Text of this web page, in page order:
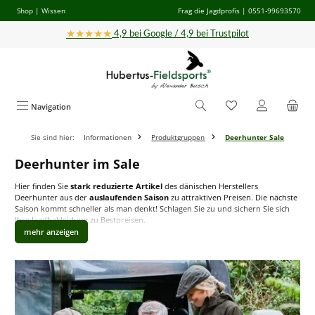
Zum Hauptinhalt springen
Shop | Wissen Frag die Jagdprofis | 0551-99693570
★★★★★ 4,9 bei Google / 4,9 bei Trustpilot
Navigation
Sie sind hier: Informationen Produktgruppen Deerhunter Sale
Deerhunter im Sale
Hier finden Sie stark reduzierte Artikel des dänischen Herstellers
Deerhunter aus der auslaufenden Saison zu attraktiven Preisen. Die nächste
Saison kommt schneller als man denkt! Schlagen Sie zu und sichern Sie sich
Ihre Jagdbekleidung zu Bestpreisen.
Deerhunter ist einer der beliebtesten Hersteller für Jagdbekleidung in Europa
und dies zu Recht: Durch das breite Angebot findetJägerundJägerinfür
jede Jagdgelegenheitpassende Bekleidungsartikel, die sich durchhohe
Praktikabilität,Robustheitundhöchsten Tragekomfortauszeichnen.